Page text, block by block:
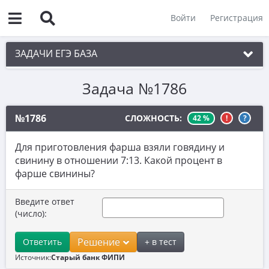
Войти Регистрация
ЗАДАЧИ ЕГЭ БАЗА
1. Простые текстовые задачи
2. Величины и значения
3. Графики, диаграммы, таблицы
4. Вычисления по формуле
5. Теория вероятностей
6. Выбор подходящих вариантов
7. Функции и производные
8. Выбор утверждений
9. Фигуры на квадратной решетке.
Задача №1786
№1786 СЛОЖНОСТЬ: 42 % ! ?
Для приготовления фарша взяли говядину и
свинину в отношении 7:13. Какой процент в
фарше свинины?
Введите ответ
(число):
Ответить Решение + в тест
Источник:Старый банк ФИПИ